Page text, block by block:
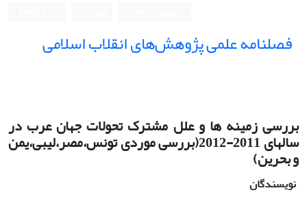
فصلنامه علمی پژوهش‌های انقلاب اسلامی
بررسی زمینه ها و علل مشترک تحولات جهان عرب در
سالهای 2011-2012(بررسی موردی تونس،مصر،لیبی،یمن
و بحرین)
نویسندگان